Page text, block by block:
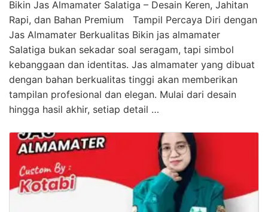
Bikin Jas Almamater Salatiga – Desain Keren, Jahitan
Rapi, dan Bahan Premium Tampil Percaya Diri dengan
Jas Almamater Berkualitas Bikin jas almamater
Salatiga bukan sekadar soal seragam, tapi simbol
kebanggaan dan identitas. Jas almamater yang dibuat
dengan bahan berkualitas tinggi akan memberikan
tampilan profesional dan elegan. Mulai dari desain
hingga hasil akhir, setiap detail …